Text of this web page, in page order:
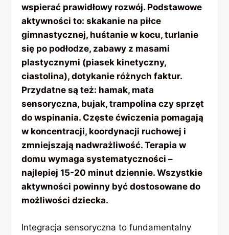
wspierać prawidłowy rozwój. Podstawowe
aktywności to: skakanie na piłce
gimnastycznej, huśtanie w kocu, turlanie
się po podłodze, zabawy z masami
plastycznymi (piasek kinetyczny,
ciastolina), dotykanie różnych faktur.
Przydatne są też: hamak, mata
sensoryczna, bujak, trampolina czy sprzęt
do wspinania. Częste ćwiczenia pomagają
w koncentracji, koordynacji ruchowej i
zmniejszają nadwrażliwość. Terapia w
domu wymaga systematyczności –
najlepiej 15-20 minut dziennie. Wszystkie
aktywności powinny być dostosowane do
możliwości dziecka.
Integracja sensoryczna to fundamentalny